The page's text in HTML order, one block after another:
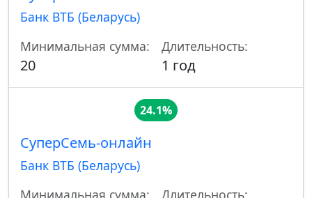
Банк ВТБ (Беларусь)
Минимальная сумма:
20
Длительность:
1 год
24.1%
СуперСемь-онлайн
Банк ВТБ (Беларусь)